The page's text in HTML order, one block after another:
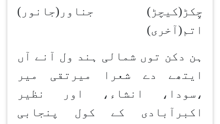
چِکڑ(کیچڑ) جناور(جانور)
اتم(آخری)
ہن دکن توں شمالی ہند ول آنے آں
ایتھے دے شعرا میرتقی میر
،سودا، انشاء، اور نظیر
اکبرآبادی کے کول پنجابی